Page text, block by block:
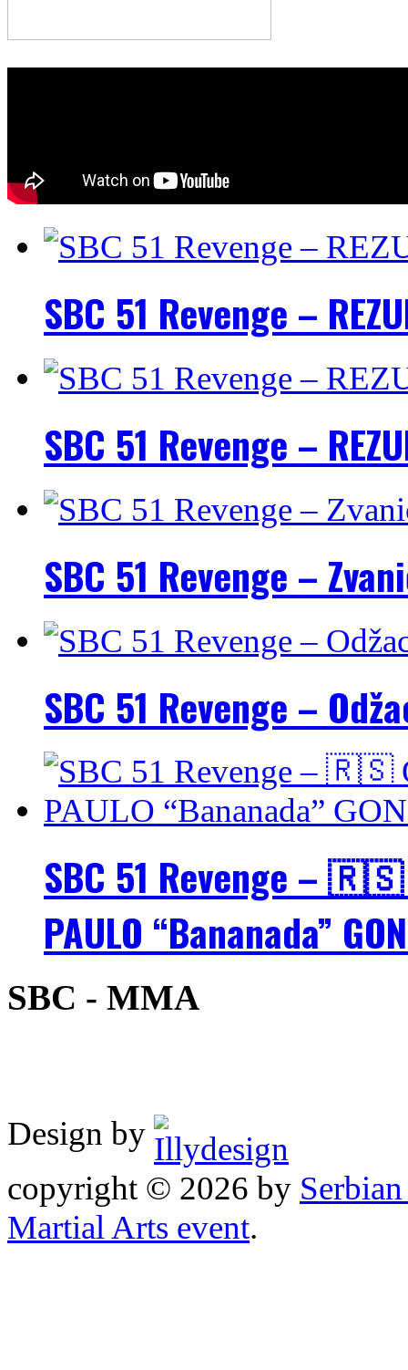
SBC 51 Revenge –
SBC 51 Revenge –
SBC 51 Revenge –
SBC 51 Revenge –
SBC 51 Revenge –
PAULO “Bananada”
SBC - MMA
Design by
copyright © 2026 by
Martial Arts event.